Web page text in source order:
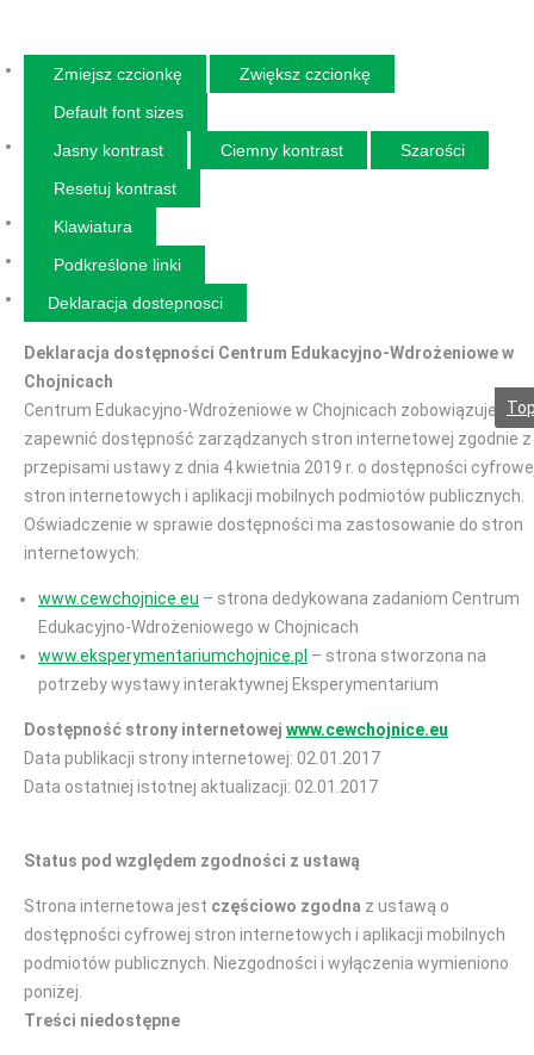
Zmiejsz czcionkę
Zwiększ czcionkę
Default font sizes
Jasny kontrast
Ciemny kontrast
Szarości
Resetuj kontrast
Klawiatura
Podkreślone linki
Deklaracja dostepnosci
Deklaracja dostępności Centrum Edukacyjno-Wdrożeniowe w
Chojnicach
Centrum Edukacyjno-Wdrożeniowe w Chojnicach zobowiązuje się
zapewnić dostępność zarządzanych stron internetowej zgodnie z
przepisami ustawy z dnia 4 kwietnia 2019 r. o dostępności
stron internetowych i aplikacji mobilnych podmiotów publicznych.
Oświadczenie w sprawie dostępności ma zastosowanie do stron
internetowych:
www.cewchojnice.eu – strona dedykowana zadaniom Centrum
Edukacyjno-Wdrożeniowego w Chojnicach
www.eksperymentariumchojnice.pl – strona stworzona na
potrzeby wystawy interaktywnej Eksperymentarium
Dostępność strony internetowej www.cewchojnice.eu
Data publikacji strony internetowej: 02.01.2017
Data ostatniej istotnej aktualizacji: 02.01.2017
Status pod względem zgodności z ustawą
Strona internetowa jest częściowo zgodna z ustawą o
dostępności cyfrowej stron internetowych i aplikacji mobilnych
podmiotów publicznych. Niezgodności i wyłączenia wymieniono
poniżej.
Treści niedostępne